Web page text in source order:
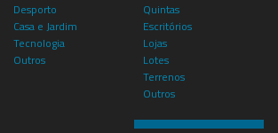
Desporto
Casa e Jardim
Tecnologia
Outros
Quintas
Escritórios
Lojas
Lotes
Terrenos
Outros